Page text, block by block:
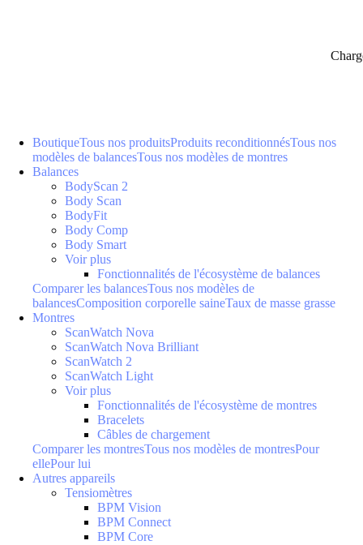
BoutiqueTous nos produitsProduits reconditionnésTous nos
modèles de balancesTous nos modèles de montres
Balances
BodyScan 2
Body Scan
BodyFit
Body Comp
Body Smart
Voir plus
Fonctionnalités de l'écosystème de balances
Comparer les balancesTous nos modèles de
balancesComposition corporelle saineTaux de masse grasse
Montres
ScanWatch Nova
ScanWatch Nova Brilliant
ScanWatch 2
ScanWatch Light
Voir plus
Fonctionnalités de l'écosystème de montres
Bracelets
Câbles de chargement
Comparer les montresTous nos modèles de montresPour
ellePour lui
Autres appareils
Tensiomètres
BPM Vision
BPM Connect
BPM Core